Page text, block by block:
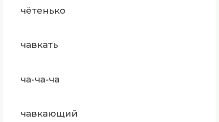
чётенько
чавкать
ча-ча-ча
чавкающий